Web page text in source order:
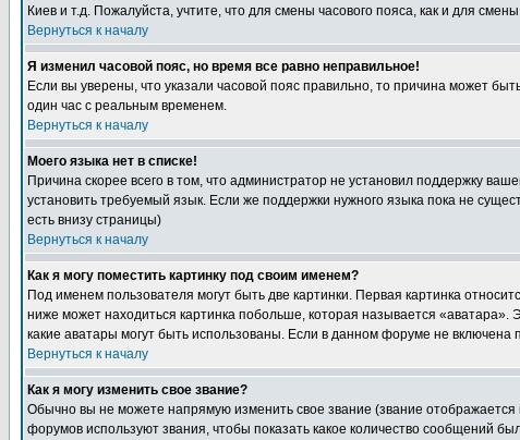
Киев и т.д. Пожалуйста, учтите, что для смены часового пояса, как и для
Вернуться к началу
Я изменил часовой пояс, но время все равно неправильное!
Если вы уверены, что указали часовой пояс правильно, то причина может
один час с реальным временем.
Вернуться к началу
Моего языка нет в списке!
Причина скорее всего в том, что администратор не установил поддержку
установить требуемый язык. Если же поддержки нужного языка пока не
есть внизу страницы)
Вернуться к началу
Как я могу поместить картинку под своим именем?
Под именем пользователя могут быть две картинки. Первая картинка
ниже может находиться картинка побольше, которая называется «аватара».
какие аватары могут быть использованы. Если в данном форуме не
Вернуться к началу
Как я могу изменить свое звание?
Обычно вы не можете напрямую изменить свое звание (звание
форумов используют звания, чтобы показать какое количество сообщений